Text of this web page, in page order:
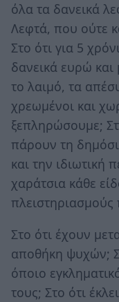
όλα τα δανεικά
Λεφτά, που ούτε
Στο ότι για 5
δανεικά ευρώ
το λαιμό, τα
χρεωμένοι και
ξεπληρώσουμε;
πάρουν τη
και την ιδιωτική
χαράτσια κάθε
Στο ότι έχουν
αποθήκη ψυχών;
όποιο
τους; Στο ότι